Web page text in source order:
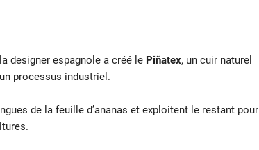
designer espagnole a créé le Piñatex, un cuir naturel
processus industriel.
de la feuille d’ananas et exploitent le restant pour